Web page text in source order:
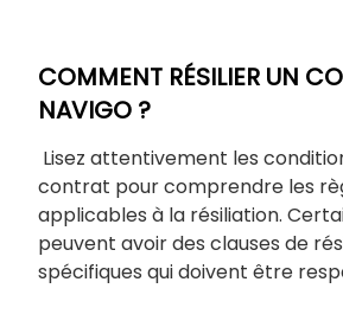
COMMENT RÉSILIER UN
NAVIGO ?
Lisez attentivement les
contrat pour comprendre les
applicables à la résiliation.
peuvent avoir des clauses de
spécifiques qui doivent être